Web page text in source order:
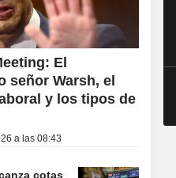
El
señor Warsh, el
y los tipos de
a las 08:43
cotas